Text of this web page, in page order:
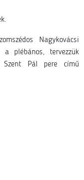
Nagykovácsi
a plébános, tervezzük
Pál pere című